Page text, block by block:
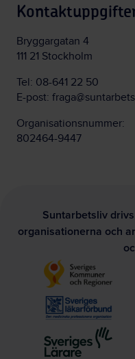
Bryggargatan 4
111 21 Stockholm
Tel: 08-641 22 50
E-post:
Organisationsnummer:
802464-9447
Suntarbetsliv
organisationerna och